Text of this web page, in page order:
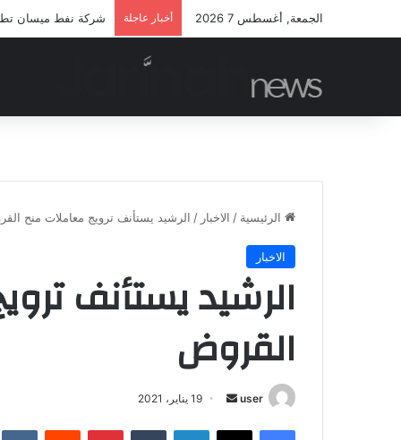
الجمعة, أغسطس 7 2026 أخبار عاجلة شركة نفط ميسان تطلق
الرئيسية / الاخبار / الرشيد يستأنف ترويج معاملات منح
الاخبار
الرشيد يستأنف
القروض
user
أرسل 19 يناير، 2021
فيسبوك ‫X لينكدإن بينتيريست